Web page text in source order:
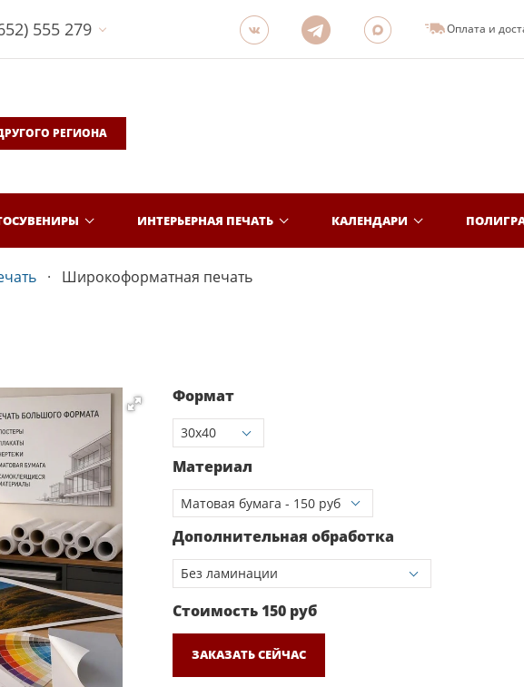
555 279 Оплата и
РЕГИОНА
ИНТЕРЬЕРНАЯ ПЕЧАТЬ КАЛЕНДАРИ
Широкоформатная печать
Формат
Материал
Дополнительная обработка
Стоимость150 руб
ЗАКАЗАТЬ СЕЙЧАС